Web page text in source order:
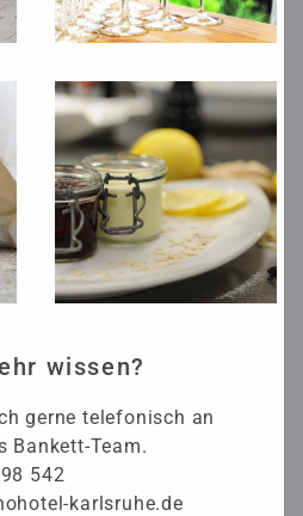
wissen?
gerne telefonisch an
Bankett-Team.
542
karlsruhe.de